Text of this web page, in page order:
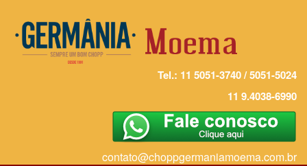
Tel.: 11 5051-3740 / 5051-5024
11 9.4038-6990
contato@choppgermaniamoema.com.br